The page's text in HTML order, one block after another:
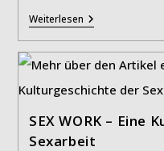
WeiterlesenRekonstruktion
Von
Beethovens
Letztem
Flügel
SEX WORK – Eine
Sexarbeit